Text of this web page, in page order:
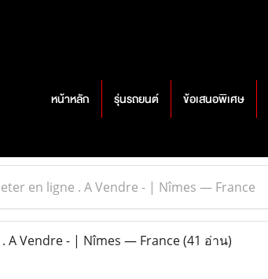
หน้าหลัก รุ่นรถยนต์ ข้อเสนอพิเศษ
en ligne . A Vendre - | Nîmes — France
A Vendre - | Nîmes — France(41 อ่าน)